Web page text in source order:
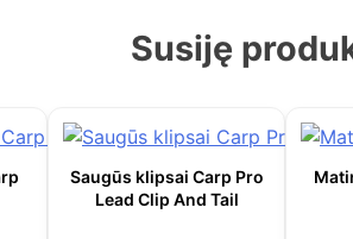
Susiję
Saugūs klipsai Carp Pro
Lead Clip And Tail